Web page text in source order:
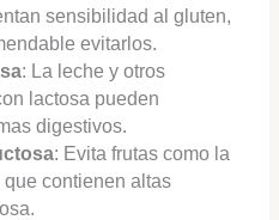
sensibilidad al gluten,
evitarlos.
: La leche y otros
lactosa pueden
digestivos.
: Evita frutas como la
contienen altas